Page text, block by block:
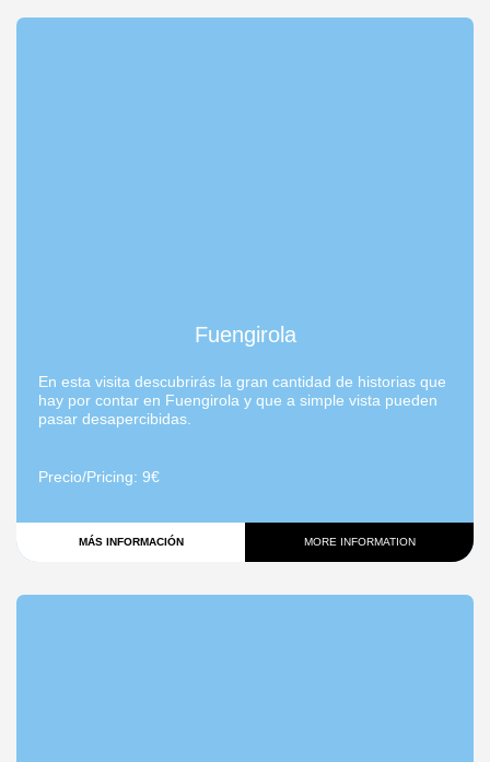
Fuengirola
En esta visita descubrirás la gran cantidad de historias que
hay por contar en Fuengirola y que a simple vista pueden
pasar desapercibidas.
Precio/Pricing: 9€
MÁS INFORMACIÓN MORE INFORMATION